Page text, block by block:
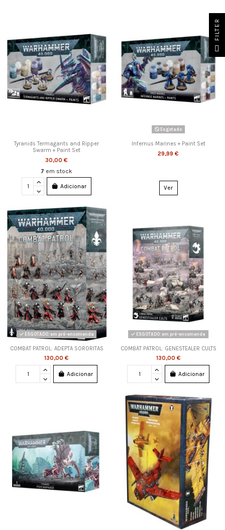
Tyranids Termagants and Ripper
Swarm + Paint Set
30,00 €
7 em stock
Adicionar
Esgotado
Infernus Marines + Paint Set
29,99 €
Ver
ESGOTADO: em pré-encomenda
COMBAT PATROL: ADEPTA SORORITAS
130,00 €
Adicionar
ESGOTADO: em pré-encomenda
COMBAT PATROL: GENESTEALER CULTS
130,00 €
Adicionar
FILTER